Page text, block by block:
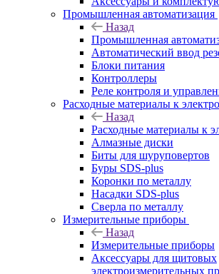
Промышленная автоматизация
Назад
Промышленная
Автоматический ввод
Блоки питания
Контроллеры
Реле контроля и
Расходные материалы к
Назад
Расходные материалы к
Алмазные диски
Биты для шуруповертов
Буры SDS-plus
Коронки по металлу
Насадки SDS-plus
Сверла по металлу
Измерительные приборы
Назад
Измерительные приборы
Аксессуары для щитовых
электроизмерительных